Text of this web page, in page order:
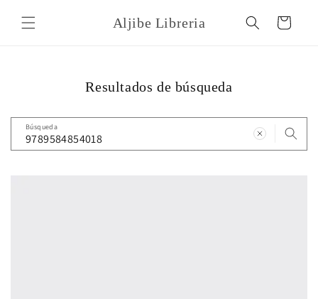
directamente
al contenido
Aljibe Libreria Carrito
Resultados de búsqueda
Búsqueda